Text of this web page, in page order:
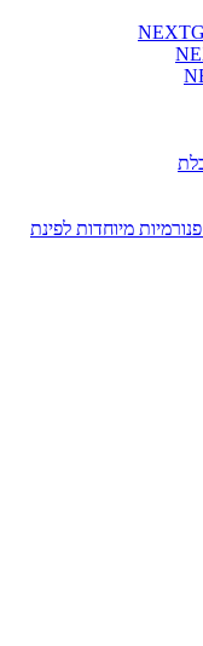
מיוחדות לפינת